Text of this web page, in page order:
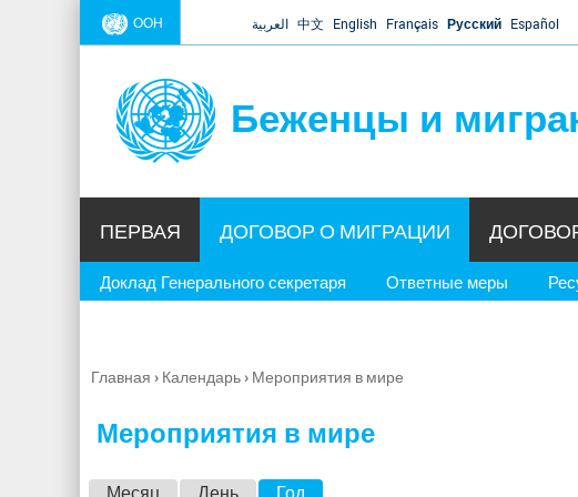
ООН العربية 中文 English Français Русский Español
Беженцы и
ПЕРВАЯ ДОГОВОР О МИГРАЦИИ
Доклад Генерального секретаря Ответные меры
Вы
Главная › Календарь› Мероприятия в мире
Мероприятия в мире